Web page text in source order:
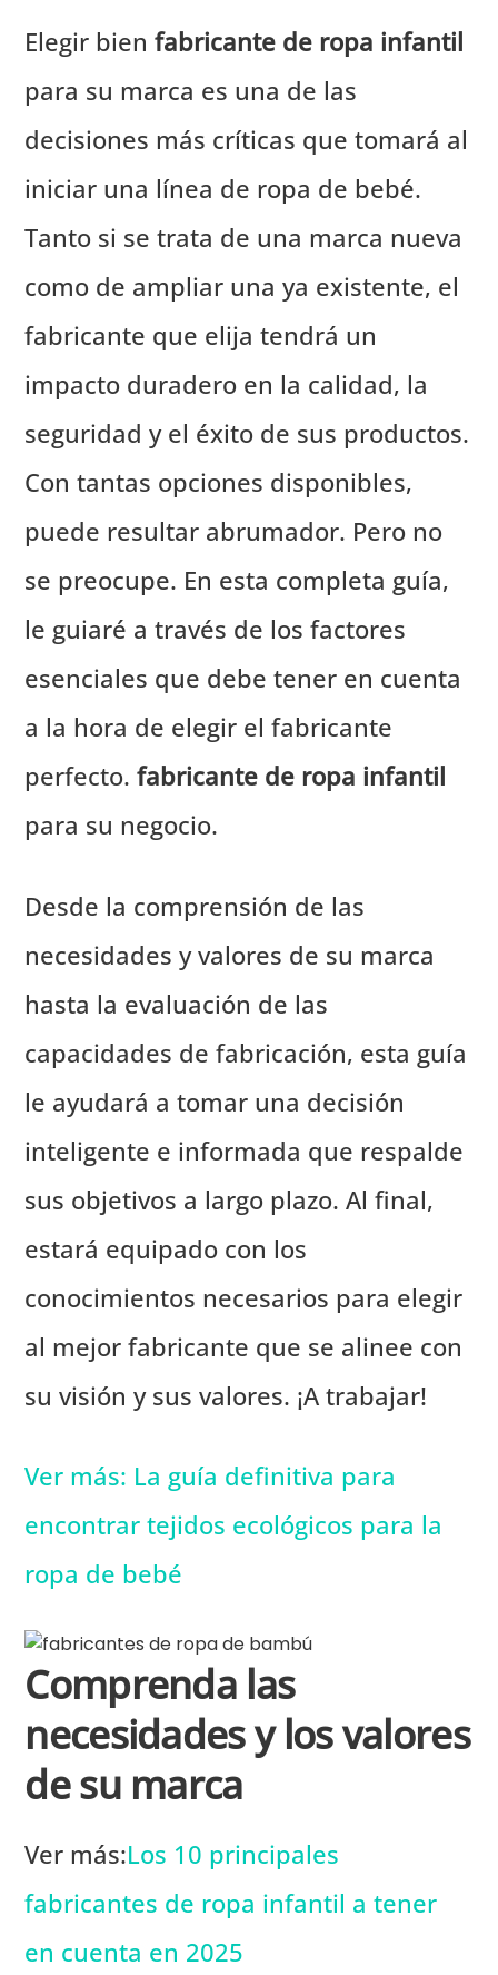
Elegir bienfabricante de ropa infantil
para su marca es una de las
decisiones más críticas que tomará al
iniciar una línea de ropa de bebé.
Tanto si se trata de una marca nueva
como de ampliar una ya existente, el
fabricante que elija tendrá un
impacto duradero en la calidad, la
seguridad y el éxito de sus productos.
Con tantas opciones disponibles,
puede resultar abrumador. Pero no
se preocupe. En esta completa guía,
le guiaré a través de los factores
esenciales que debe tener en cuenta
a la hora de elegir el fabricante
perfecto.fabricante de ropa infantil
para su negocio.
Desde la comprensión de las
necesidades y valores de su marca
hasta la evaluación de las
capacidades de fabricación, esta guía
le ayudará a tomar una decisión
inteligente e informada que respalde
sus objetivos a largo plazo. Al final,
estará equipado con los
conocimientos necesarios para elegir
al mejor fabricante que se alinee con
su visión y sus valores. ¡A trabajar!
Ver más: La guía definitiva para
encontrar tejidos ecológicos para la
ropa de bebé
Comprenda las
necesidades y los valores
de su marca
Ver más:Los 10 principales
fabricantes de ropa infantil a tener
en cuenta en 2025